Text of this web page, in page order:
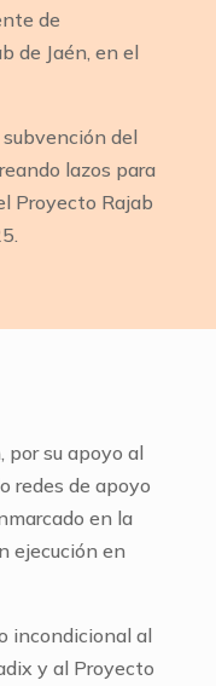
de
de Jaén, en el
del
lazos para
Proyecto Rajab
por su apoyo al
redes de apoyo
en la
ejecución en
incondicional al
y al Proyecto